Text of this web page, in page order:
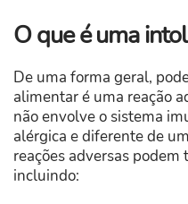
O que é uma
De uma forma geral,
alimentar é uma reação
não envolve o sistema
alérgica e diferente de
reações adversas podem
incluindo: